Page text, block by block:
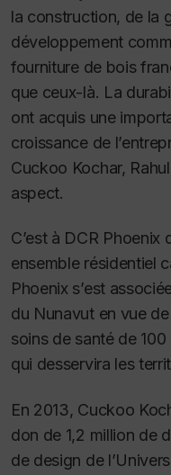
la construction, de la
développement
fourniture de bois
que ceux-là. La
ont acquis une
croissance de
Cuckoo Kochar,
aspect.
C’est à DCR Phoenix
ensemble résidentiel
Phoenix s’est
du Nunavut en vue
soins de santé de
qui desservira les
En 2013, Cuckoo
don de 1,2 million de
de design de